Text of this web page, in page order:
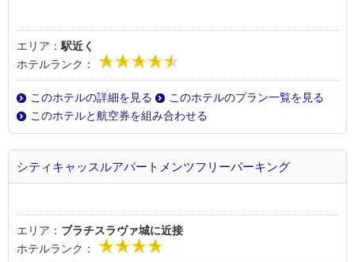
エリア： 駅近く
ホテルランク：
このホテルの詳細を見る
このホテルのプラン一覧を見る
このホテルと航空券を組み合わせる
シティキャッスルアパートメンツフリーパーキング
エリア： ブラチスラヴァ城に近接
ホテルランク：